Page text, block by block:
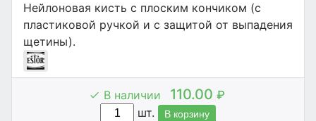
Нейлоновая кисть с плоским кончиком (с
пластиковой ручкой и с защитой от выпадения
щетины).
В наличии 110.00 ₽
шт.
В корзину